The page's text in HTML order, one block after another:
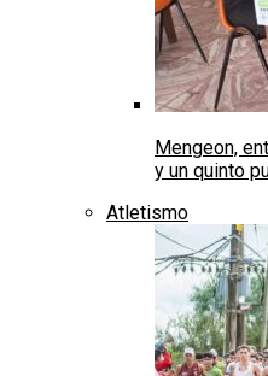
Mengeon,
y un quinto
Atletismo